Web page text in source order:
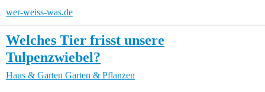
wer-weiss-was.de
Welches Tier frisst unsere
Tulpenzwiebel?
Haus & Garten Garten & Pflanzen